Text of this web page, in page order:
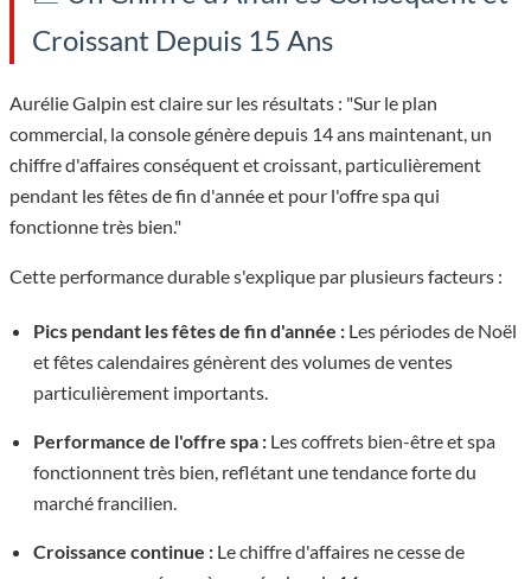
Croissant Depuis 15 Ans
Aurélie Galpin est claire sur les résultats : "Sur le plan
commercial, la console génère depuis 14 ans maintenant, un
chiffre d'affaires conséquent et croissant, particulièrement
pendant les fêtes de fin d'année et pour l'offre spa qui
fonctionne très bien."
Cette performance durable s'explique par plusieurs facteurs :
Pics pendant les fêtes de fin d'année : Les périodes de Noël
et fêtes calendaires génèrent des volumes de ventes
particulièrement importants.
Performance de l'offre spa : Les coffrets bien-être et spa
fonctionnent très bien, reflétant une tendance forte du
marché francilien.
Croissance continue : Le chiffre d'affaires ne cesse de